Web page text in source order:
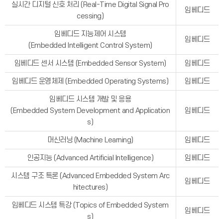
실시간 디지털 신호 처리 (Real-Time Digital Signal Pro
cessing)
임베디드
임베디드 지능제어 시스템
(Embedded Intelligent Control System)
임베디드
임베디드 센서 시스템 (Embedded Sensor System) 임베디드
임베디드 운영체제 (Embedded Operating Systems) 임베디드
임베디드 시스템 개발 및 응용
(Embedded System Development and Application
s)
임베디드
머신러닝 (Machine Learning) 임베디드
인공지능 (Advanced Artificial Intelligence) 임베디드
시스템 구조 특론 (Advanced Embedded System Arc
hitectures)
임베디드
임베디드 시스템 특강 (Topics of Embedded System
s)
임베디드